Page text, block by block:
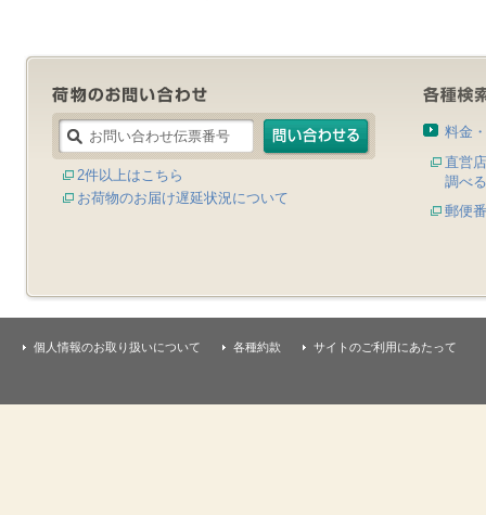
2件以上はこちら
お荷物のお届け遅延状況について
料金
直営
調べる
郵便
個人情報のお取り扱いについて 各種約款 サイトのご利用にあたって